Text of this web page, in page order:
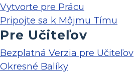
Vytvorte pre Prácu
Pripojte sa k Môjmu Tímu
Pre Učiteľov
Bezplatná Verzia pre Učiteľov
Okresné Balíky